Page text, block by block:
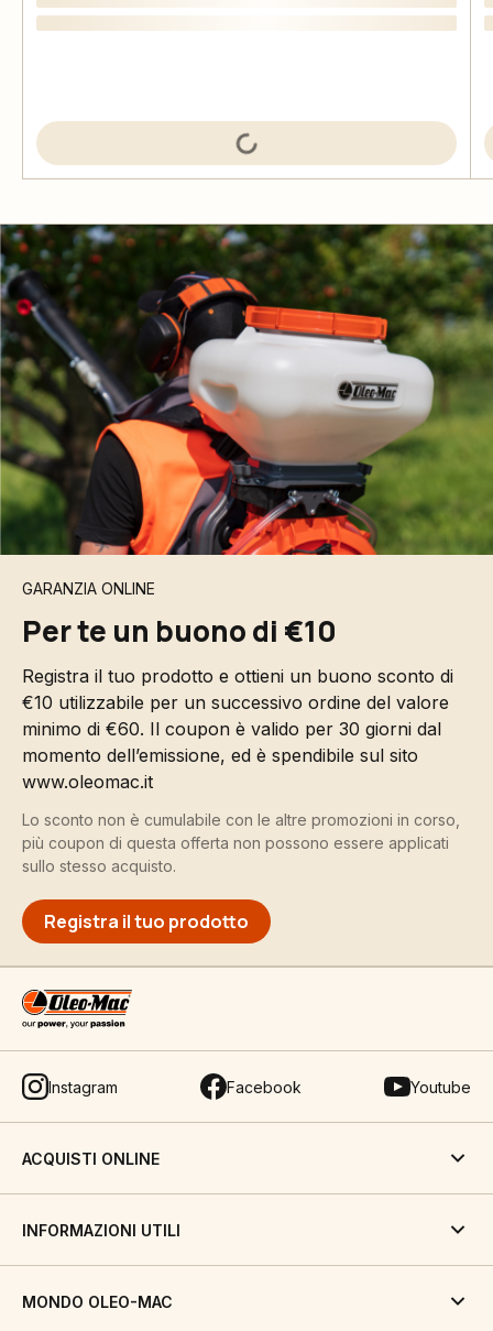
GARANZIA ONLINE
Per te un buono di €10
Registra il tuo prodotto e ottieni un buono sconto di
€10 utilizzabile per un successivo ordine del valore
minimo di €60. Il coupon è valido per 30 giorni dal
momento dell’emissione, ed è spendibile sul sito
www.oleomac.it
Lo sconto non è cumulabile con le altre promozioni in corso,
più coupon di questa offerta non possono essere applicati
sullo stesso acquisto.
Registra il tuo prodotto
Instagram Facebook Youtube
ACQUISTI ONLINE
INFORMAZIONI UTILI
MONDO OLEO-MAC